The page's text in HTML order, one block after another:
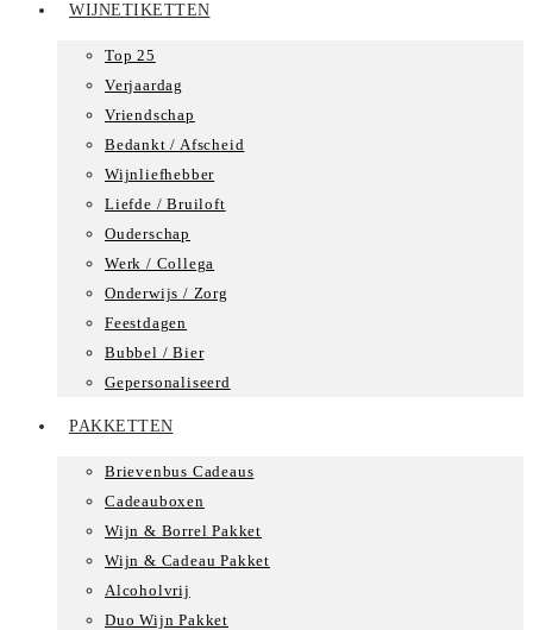
WIJNETIKETTEN
Top 25
Verjaardag
Vriendschap
Bedankt / Afscheid
Wijnliefhebber
Liefde / Bruiloft
Ouderschap
Werk / Collega
Onderwijs / Zorg
Feestdagen
Bubbel / Bier
Gepersonaliseerd
PAKKETTEN
Brievenbus Cadeaus
Cadeauboxen
Wijn & Borrel Pakket
Wijn & Cadeau Pakket
Alcoholvrij
Duo Wijn Pakket